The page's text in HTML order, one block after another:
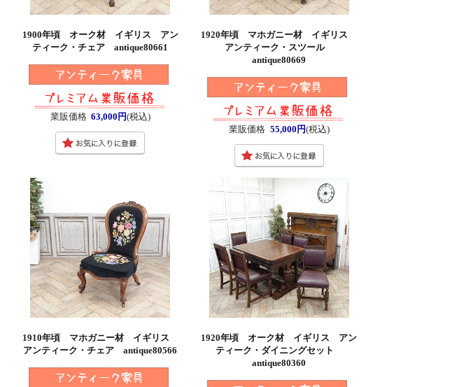
1900年頃 オーク材 イギリス アン
ティーク・チェア antique80661
業販価格 63,000円(税込)
1920年頃 マホガニー材 イギリス
アンティーク・スツール
antique80669
業販価格 55,000円(税込)
1910年頃 マホガニー材 イギリス
アンティーク・チェア antique80566
1920年頃 オーク材 イギリス アン
ティーク・ダイニングセット
antique80360